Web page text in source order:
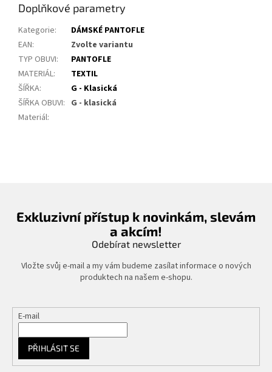
Doplňkové parametry
Kategorie:
DÁMSKÉ PANTOFLE
EAN:
Zvolte variantu
TYP OBUVI:
PANTOFLE
MATERIÁL:
TEXTIL
ŠÍŘKA:
G - Klasická
ŠÍŘKA OBUVI: G - klasická
Materiál:
Exkluzivní přístup k novinkám, slevám
a akcím!
Odebírat newsletter
Vložte svůj e-mail a my vám budeme zasílat informace o nových
produktech na našem e-shopu.
E-mail
PŘIHLÁSIT SE